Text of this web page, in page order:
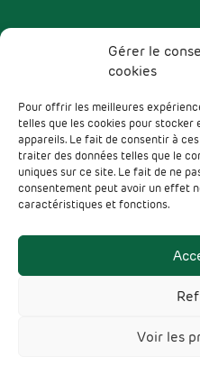
Gérer le
cookies
Pour offrir les meilleures
telles que les cookies pour
appareils. Le fait de consentir à
traiter des données telles que le
uniques sur ce site. Le fait de ne
consentement peut avoir un effet
caractéristiques et fonctions.
Voir les